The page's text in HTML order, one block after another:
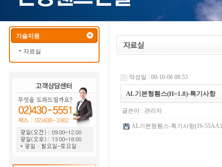
기술지원
자료실
작성일 : 09-10-06 08:53
AL기본형휀스(H=1.8)-특기사항
글쓴이 : 관리자
AL기본형휀스-특기사항(JS-